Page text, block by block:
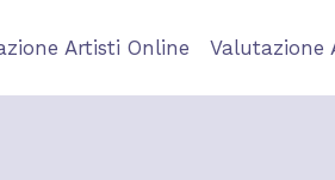
Artisti Online Valutazione